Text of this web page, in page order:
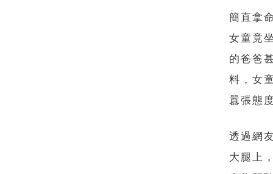
簡直拿
女童竟
的爸爸
料，女
囂張態
透過網
大腿上